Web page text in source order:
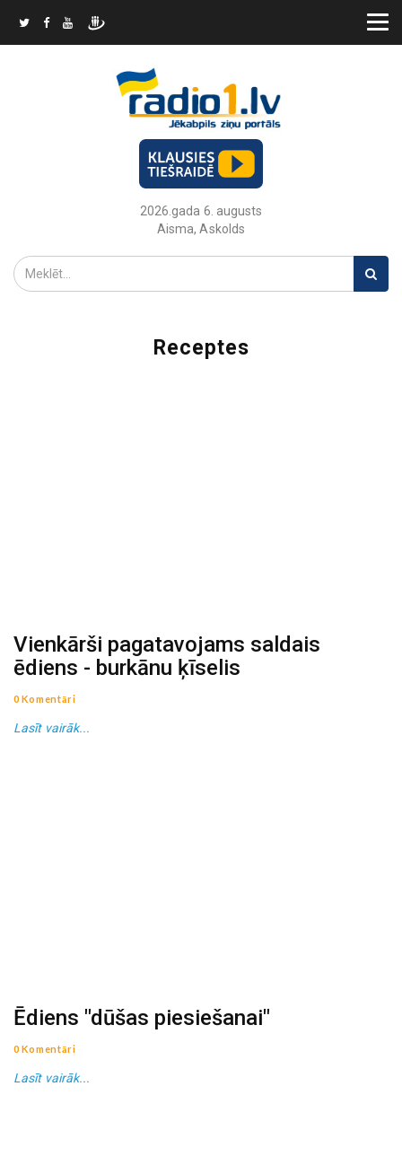
2026.gada 6. augusts
Aisma, Askolds
Receptes
Vienkārši pagatavojams saldais
ēdiens - burkānu ķīselis
0 Komentāri
Lasīt vairāk...
Ēdiens "dūšas piesiešanai"
0 Komentāri
Lasīt vairāk...